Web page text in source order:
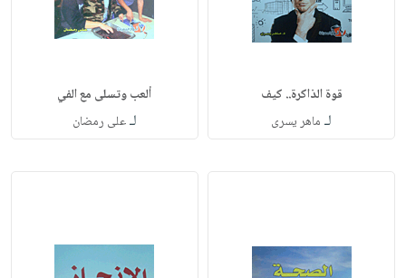
قوة الذاكرة.. كيف
لـ ماهر يسرى
ألعب وتسلى مع الفي
لـعلى رمضان